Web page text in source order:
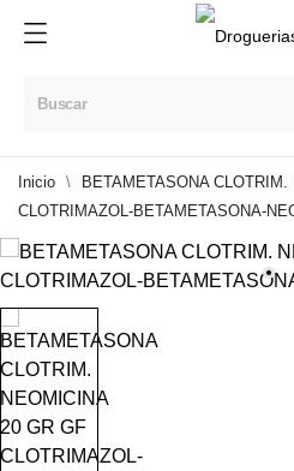
Inicio
BETAMETASONA
CLOTRIMAZOL-BETAMETASONA-